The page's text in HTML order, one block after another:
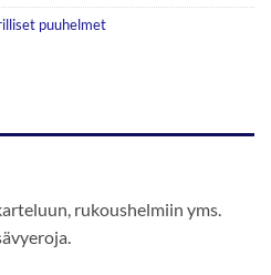
puuhelmet
rukoushelmiin yms.